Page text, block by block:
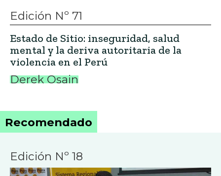
Edición Nº 71
Estado de Sitio: inseguridad, salud
mental y la deriva autoritaria de la
violencia en el Perú
Derek Osain
Recomendado
Edición Nº 18